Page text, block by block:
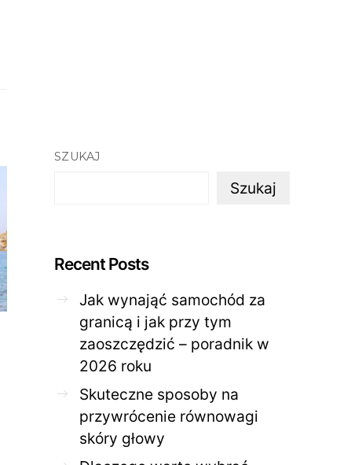
ZDROWE CIAŁO
Jak skutecznie zadbać o
problematyczną cerę w
domowym spa?
28 KWIETNIA 2026 27 KWIETNIA 2026
SZUKAJ
Szukaj
Recent Posts
Jak wynająć samochód za
granicą i jak przy tym
zaoszczędzić – poradnik w
2026 roku
Skuteczne sposoby na
przywrócenie równowagi
skóry głowy